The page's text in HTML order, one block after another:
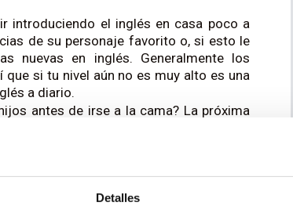
Detalles
introduciendo el inglés en casa poco a
de su personaje favorito o, si esto le
nuevas en inglés. Generalmente los
si tu nivel aún no es muy alto es una
a diario.
antes de irse a la cama? La próxima
uno de sus favoritos: como ya lo
todo si tiene dibujos. Para los peques
También puedes buscar cuentos
niños no angloparlantes.